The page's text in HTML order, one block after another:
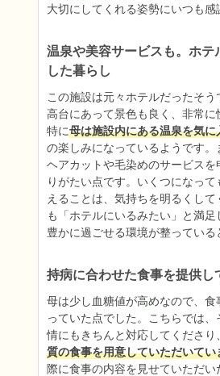
大切にしてくれる姿勢にいつも感
温泉や美容サービスも。ホテ
した暮らし
この施設は元々ホテルだったそ
高台にあって景色も良く、非常に
特に母は施設内にある温泉を気に
の楽しみになっているようです。
ヘアカットや毛染めのサービスを
りがたい点です。いくつになっ
えることは、気持ちを明るくし
も「ホテルにいるみたい」と満
豊かに過ごせる環境が整っている
持病に合わせた食事を提供し
母は少し血糖値が高めなので、食
っていた点でした。こちらでは
情にもきちんと対応してくださり、
質の食事を用意していただいてい
際に食事の内容を見せていただい